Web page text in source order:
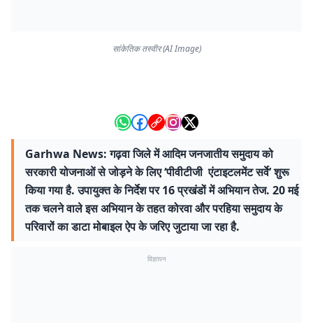
सांकेतिक तस्वीर (AI Image)
Garhwa News: गढ़वा जिले में आदिम जनजातीय समुदाय को
सरकारी योजनाओं से जोड़ने के लिए ‘पीवीटीजी एंटाइटलमेंट सर्वे’ शुरू
किया गया है. उपायुक्त के निर्देश पर 16 प्रखंडों में अभियान तेज. 20 मई
तक चलने वाले इस अभियान के तहत कोरवा और परहिया समुदाय के
परिवारों का डाटा मोबाइल ऐप के जरिए जुटाया जा रहा है.
विज्ञापन